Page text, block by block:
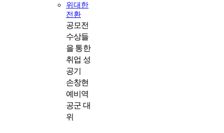
위대한
전환
공모전
수상들
을 통한
취업 성
공기
손창현
예비역
공군 대
위